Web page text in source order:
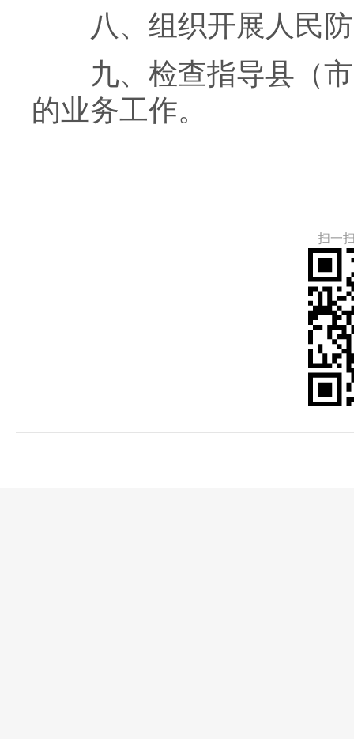
八、组织开展人民防
九、检查指导县（市
的业务工作。
扫一